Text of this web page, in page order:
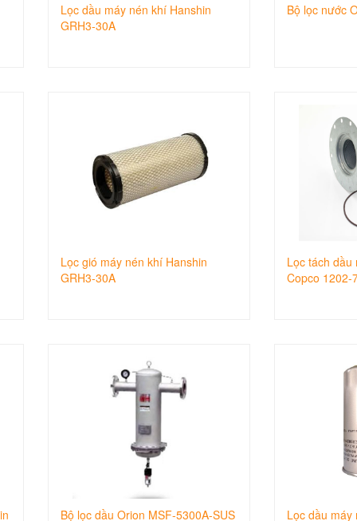
Lọc dầu máy nén khí Hanshin
GRH3-30A
Bộ lọc nước
Lọc gió máy nén khí Hanshin
GRH3-30A
Lọc tách dầu
Copco 1202-
Bộ lọc dầu Orion MSF-5300A-SUS Lọc dầu máy